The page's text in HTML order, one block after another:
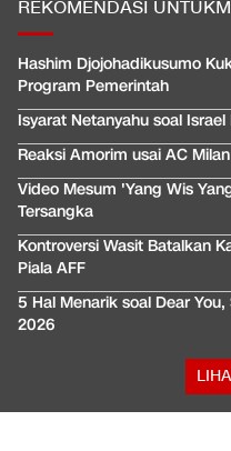
REKOMENDASI
Hashim Djojohadikusumo
Program Pemerintah
Isyarat Netanyahu soal
Reaksi Amorim usai AC
Video Mesum 'Yang Wis
Tersangka
Kontroversi Wasit Batalkan
Piala AFF
5 Hal Menarik soal Dear
2026